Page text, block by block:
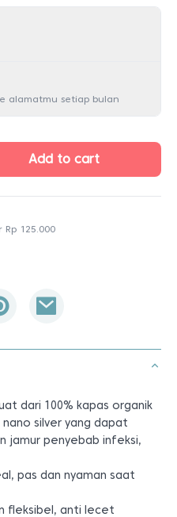
alamatmu setiap bulan
Add to cart
Rp 125.000
dari 100% kapas organik
silver yang dapat
jamur penyebab infeksi,
pas dan nyaman saat
fleksibel, anti lecet